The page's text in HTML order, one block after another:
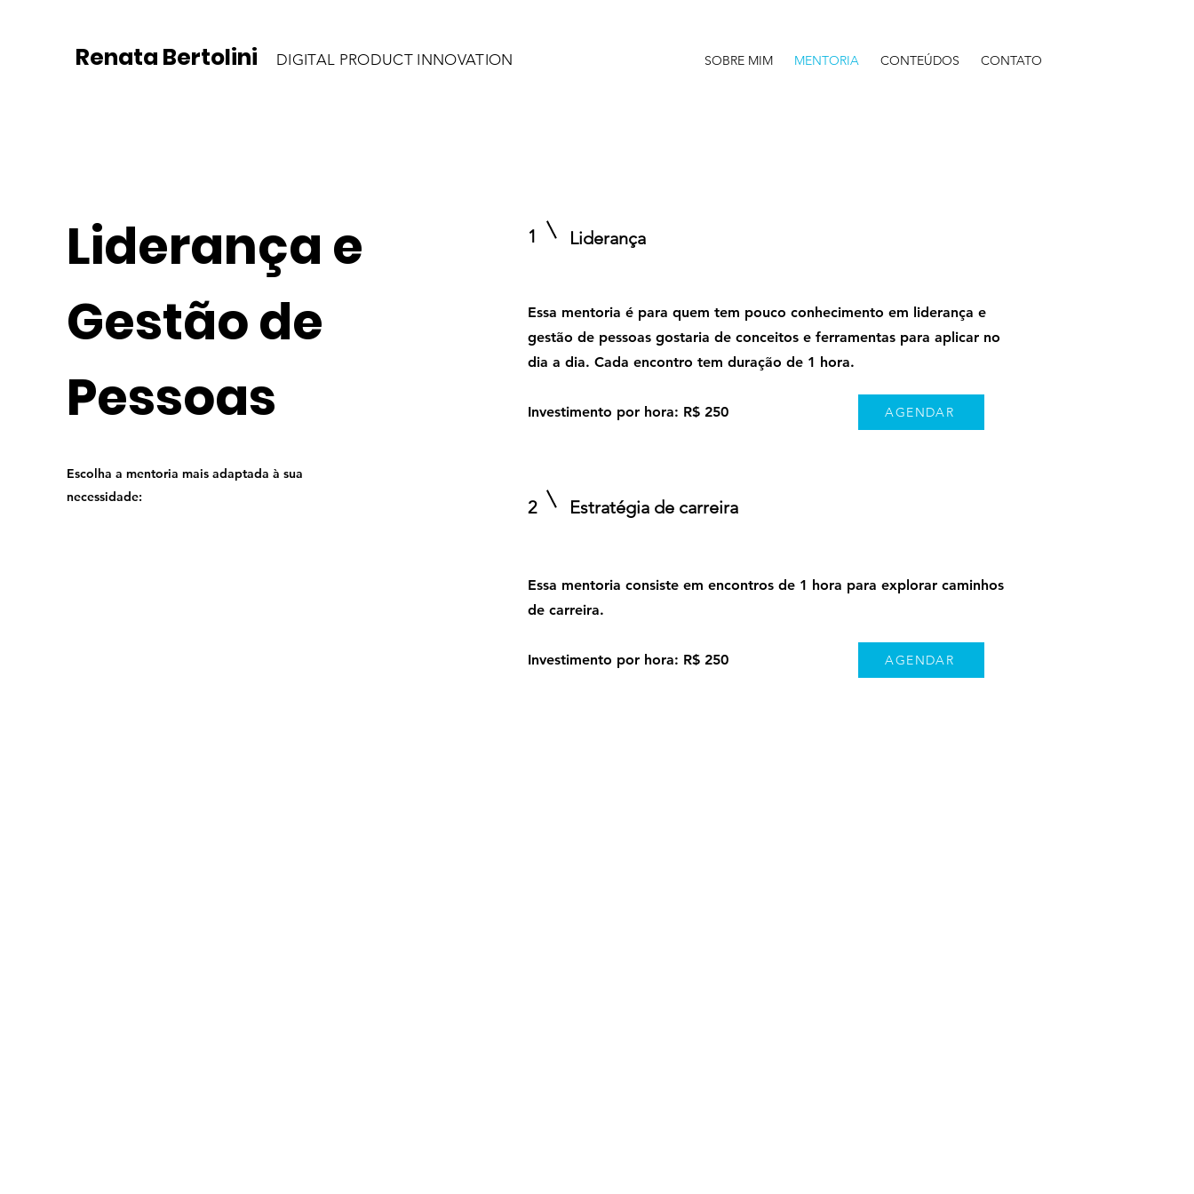
Renata Bertolini DIGITAL PRODUCT INNOVATION SOBRE MIM MENTORIA CONTEÚDOS CONTATO
Liderança e
Gestão de
Pessoas
Escolha a mentoria mais adaptada à sua
necessidade:
1 Liderança
Essa mentoria é para quem tem pouco conhecimento em liderança e
gestão de pessoas gostaria de conceitos e ferramentas para aplicar no
dia a dia. Cada encontro tem duração de 1 hora.
Investimento por hora: R$ 250 AGENDAR
2 Estratégia de carreira
Essa mentoria consiste em encontros de 1 hora para explorar caminhos
de carreira.
Investimento por hora: R$ 250 AGENDAR